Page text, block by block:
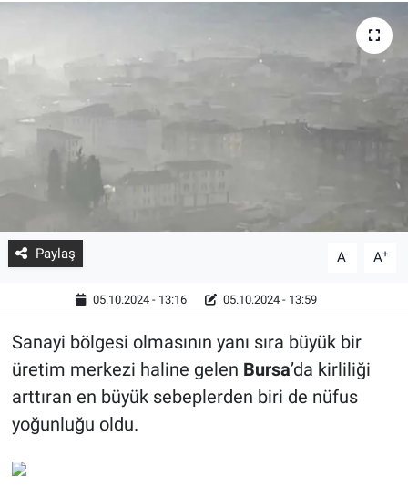
Paylaş A- A+
05.10.2024 - 13:16 05.10.2024 - 13:59
Sanayi bölgesi olmasının yanı sıra büyük bir
üretim merkezi haline gelen Bursa’da kirliliği
arttıran en büyük sebeplerden biri de nüfus
yoğunluğu oldu.